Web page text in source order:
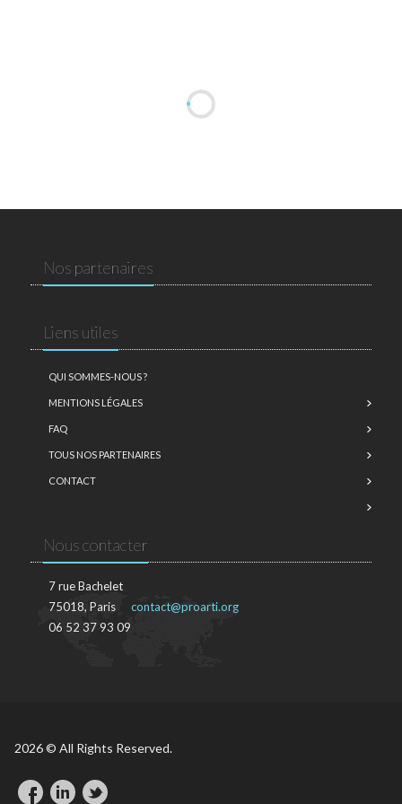
Nos partenaires
Liens utiles
QUI SOMMES-NOUS ?
MENTIONS LÉGALES
FAQ
TOUS NOS PARTENAIRES
CONTACT
Nous contacter
7 rue Bachelet
75018, Paris
06 52 37 93 09
contact@proarti.org
2026 © All Rights Reserved.